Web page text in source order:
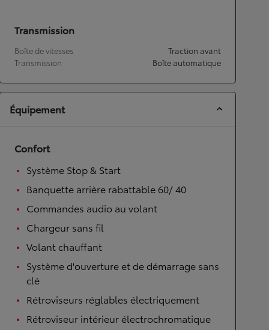
Transmission
Boîte de vitesses
Traction avant
Transmission
Boîte automatique
Équipement
Confort
Système Stop & Start
Banquette arrière rabattable 60/ 40
Commandes audio au volant
Chargeur sans fil
Volant chauffant
Système d'ouverture et de démarrage sans
clé
Rétroviseurs réglables électriquement
Rétroviseur intérieur électrochromatique